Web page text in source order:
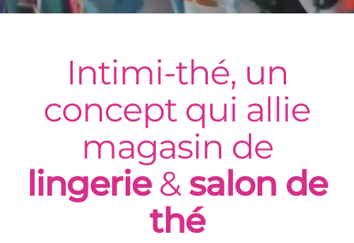
Intimi-thé, un
concept qui allie
magasin de
lingerie& salon de
thé